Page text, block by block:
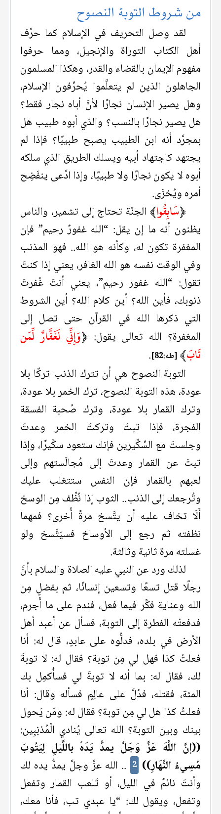
من شروط التوبة النصوح
لقد وصل التحريف في الإسلام كما حرَّف
أهل الكتاب التوراة والإنجيل، ومما حرفوا
مفهوم الإيمان بالقضاء والقدر، وهكذا المسلمون
الجاهلون الذين لم يتعلَّموا يُحرِّفون الإسلام،
وهل يصير الإنسان نجارًا لأنَّ أباه نجار فقط؟
هل يصير نجارًا بالنسب؟ والذي أبوه طبيب هل
بمجرَّد أنه ابن الطبيب يصبح طبيبًا؟ فإذا لم
يجتهد كاجتهاد أبيه ويسلك الطريق الذي سلكه
أبوه لا يكون نجارًا ولا طبيبًا، وإذا ادَّعى ينفَضِح
أمره ويُخزَى.
﴿سَابِقُوا﴾ الجنَّة تحتاج إلى تشمير، والناس
يظنون أنه ما إن يقل: “الله غفورٌ رحيم” فإن
المغفرة تكون له، وكأنه هو الله.. فهو المذنب
وفي الوقت نفسه هو الله الغافر، يعني إذا كنتَ
تقول: “الله غفور رحيم”، يعني أنتَ غُفرتَ
ذنوبك، فأين الله؟ أين كلام الله؟ أين الشروط
التي ذكرها الله في القرآن حتى تصل إلى
المغفرة؟ الله تعالى يقول: ﴿وَإِنِّي لَغَفَّارٌ لِّمَن
تَابَ﴾ [طه:82]
.
التوبة النصوح هي أن تترك الذنب تركًا بلا
عودة، هذه التوبة النصوح، ترك الخمر بلا عودة،
وترك القمار بلا عودة، وترك صُحبة الفسقة
الفجرة، فإذا تبتَ وتركتَ الخمر وعدتَ
وجلستَ مع السِّكِّيرين فإنك ستعود سكِّيرًا، وإذا
تبتَ عن القمار وعدتَ إلى مُجالَستهم وإلى
لعبهم بالقمار فإن النفس ستتغلب عليك
وتُرجعك إلى الذنب.. الثوب إذا نُظِّف مِن الوسخ
أَلَا تخاف عليه أن يتَّسخ مرةً أُخرى؟ فمهما
نظفته ثم رجع إلى الأوساخ فسيَتَّسخ ولو
غسلته مرة ثانية وثالثة.
لذلك ورد عن النبي عليه الصلاة والسلام بأنَّ
رجلًا قتل تسعًا وتسعين إنسانًا، ثم بفضلٍ مِن
الله وعناية فكَّر فيما فعل، فندم على ما أَجرم،
فدفعتْه الفطرة إلى التوبة، فسأل عن أعبد أهل
الأرض في بلده، فدلُّوه على عابدٍ، قال له: أنا
فعلتُ كذا فهل لي مِن توبة؟ فقال له: لا توبةَ
لك، فقال له: بما أنه لا توبةَ لي فسأُكمِل بك
المئة، فقتله، فدُلَّ على عالِمٍ فسأله وقال: أنا
فعلتُ كذا هل لي مِن توبة؟ فقال له: ومَن يَحول
بينك وبين التوبة؟ الله تعالى يُنادي الْمُذنِبِين:
((إنَّ اللَّهَ عَزَّ وَجَلَّ يمدُّ يَدَهُ باللَّيْلِ لِيَتُوبَ
مُسِيءُ النَّهَارِ)) 2 .. الله عزَّ وجلَّ يمدُّ يده لك
وأنتَ نائمٌ في الليل، أو تَلعب القمار وتفعل
وتفعل، ويقول لك: “يا عبدي تب، فأنا معك،